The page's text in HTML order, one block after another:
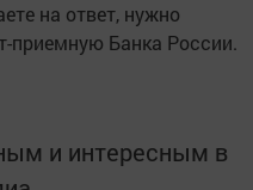
на ответ, нужно
приемную Банка России.
и интересным в